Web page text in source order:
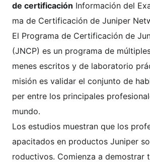
de certificación Información del
ma de Certificación de Juniper
El Programa de Certificación de
(JNCP) es un programa de
menes escritos y de laboratorio
misión es validar el conjunto de
per entre los principales
mundo.
Los estudios muestran que los
apacitados en productos Juniper
roductivos. Comienza a demostrar